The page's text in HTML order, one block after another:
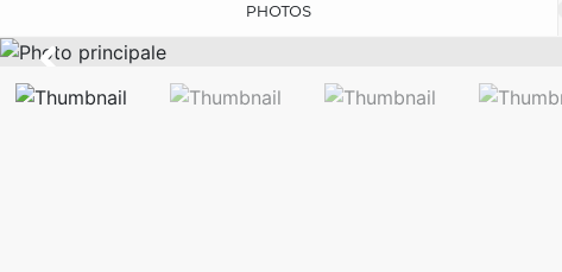
PHOTOS